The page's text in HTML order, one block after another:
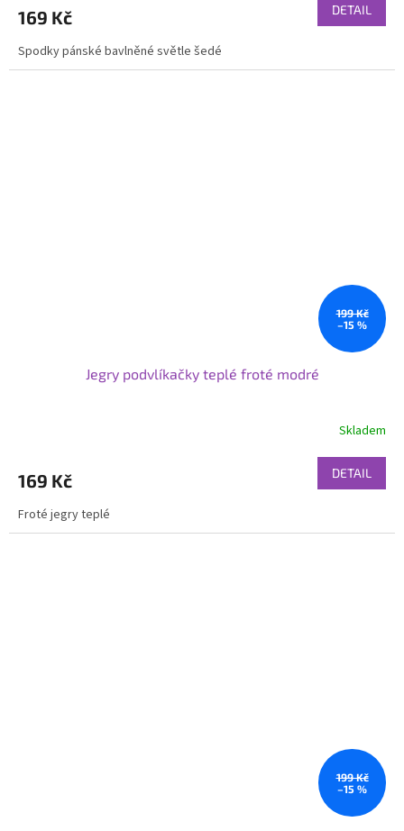
169 Kč DETAIL
Spodky pánské bavlněné světle šedé
199 Kč
–15 %
Jegry podvlíkačky teplé froté modré
Skladem
169 Kč DETAIL
Froté jegry teplé
199 Kč
–15 %